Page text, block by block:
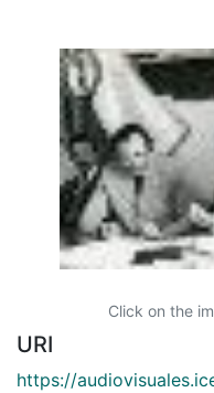
Click on the
URI
https://